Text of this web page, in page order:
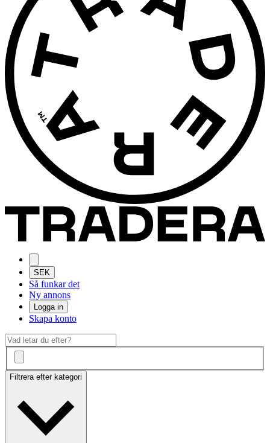
SEK
Så funkar det
Ny annons
Logga in
Skapa konto
Filtrera efter kategori